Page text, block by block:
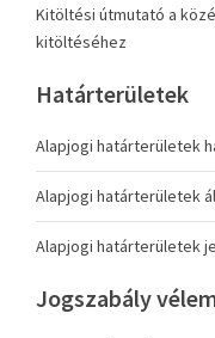
Kitöltési útmutató a
kitöltéséhez
Határterületek
Alapjogi határterületek
Alapjogi határterületek
Alapjogi határterületek
Jogszabály